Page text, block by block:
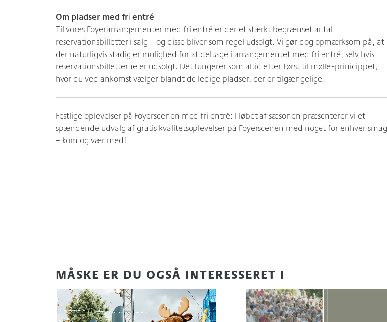
Om pladser med fri entré
Til vores Foyerarrangementer med fri entré er der et stærkt begrænset antal
reservationsbilletter i salg – og disse bliver som regel udsolgt. Vi gør dog opmærksom på, at
der naturligvis stadig er mulighed for at deltage i arrangementet med fri entré, selv hvis
reservationsbilletterne er udsolgt. Det fungerer som altid efter først til mølle-prinicippet,
hvor du ved ankomst vælger blandt de ledige pladser, der er tilgængelige.
Festlige oplevelser på Foyerscenen med fri entré: I løbet af sæsonen præsenterer vi et
spændende udvalg af gratis kvalitetsoplevelser på Foyerscenen med noget for enhver smag
– kom og vær med!
MÅSKE ER DU OGSÅ INTERESSERET I